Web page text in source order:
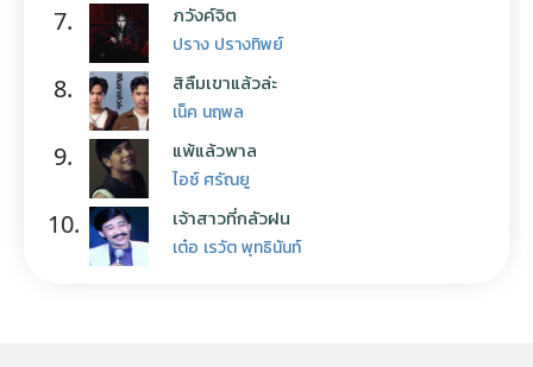
7. ภวังค์จิต
ปราง ปรางทิพย์
8. สิลืมเขาแล้วล่ะ
เน็ค นฤพล
9. แพ้แล้วพาล
ไอซ์ ศรัณยู
10. เจ้าสาวที่กลัวฝน
เต๋อ เรวัต พุทธินันท์